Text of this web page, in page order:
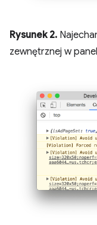
Rysunek 2.
zewnętrznej w